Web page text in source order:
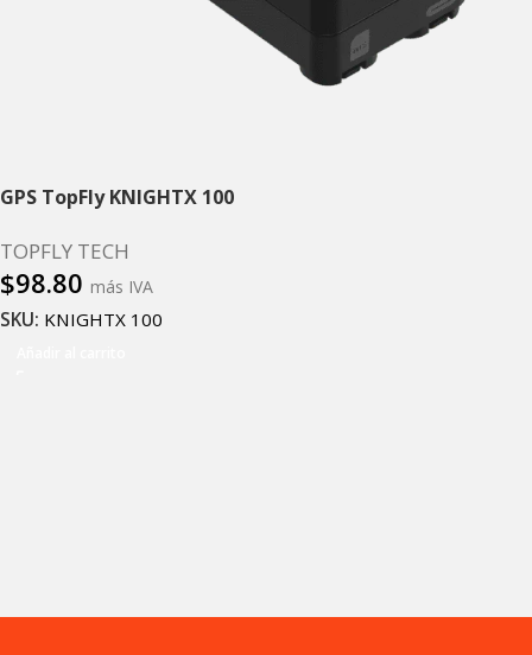
GPS TopFly KNIGHTX 100
TOPFLY TECH
$98.80 más IVA
SKU: KNIGHTX 100